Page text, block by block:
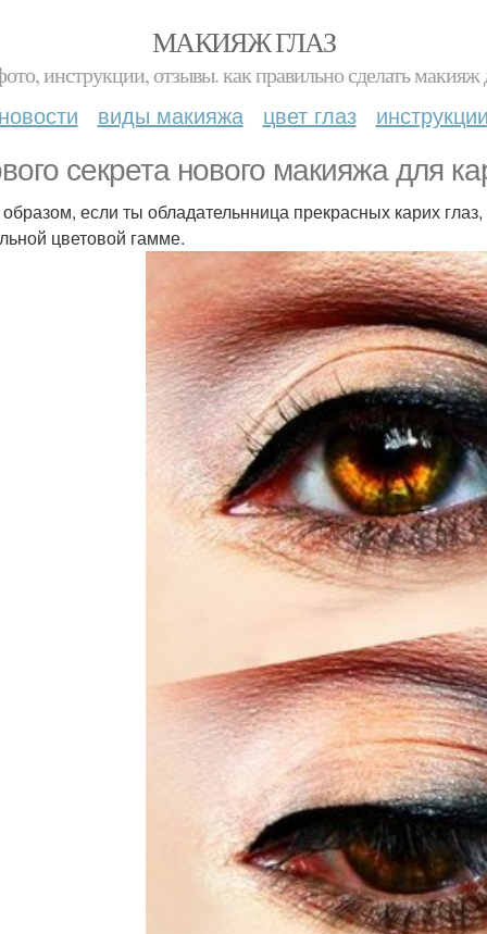
МАКИЯЖ ГЛАЗ
инструкции, отзывы. как правильно сделать макияж
новости виды макияжа цвет глаз
секрета нового макияжа для
если ты обладательнница прекрасных карих
цветовой гамме.